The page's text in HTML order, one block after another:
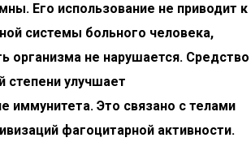
Его использование не приводит к
системы больного человека,
организма не нарушается. Средство
степени улучшает
иммунитета. Это связано с телами
фагоцитарной активности.